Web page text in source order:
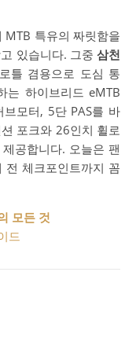
있습니다. 그중 삼천
틀 겸용으로 도심 통
는 하이브리드 eMTB
모터, 5단 PAS를 바
포크와 26인치 휠로
공합니다. 오늘은 팬
전 체크포인트까지 꼼
모든 것
드